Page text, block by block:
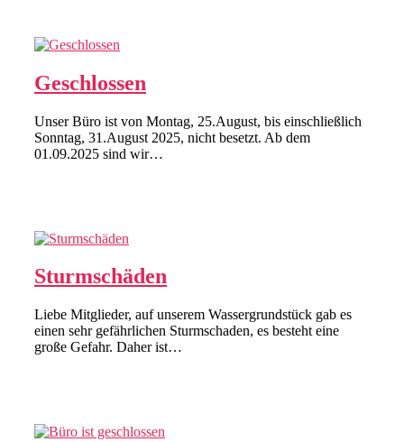
Geschlossen
Unser Büro ist von Montag, 25.August, bis einschließlich
Sonntag, 31.August 2025, nicht besetzt. Ab dem
01.09.2025 sind wir…
Sturmschäden
Liebe Mitglieder, auf unserem Wassergrundstück gab es
einen sehr gefährlichen Sturmschaden, es besteht eine
große Gefahr. Daher ist…